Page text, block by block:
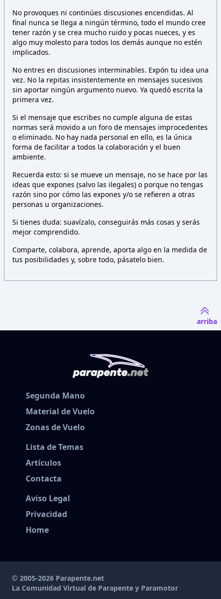
No provoques ni continúes discusiones encendidas. Al
final nunca se llega a ningún término, todo el mundo cree
tener razón y se crea mucho ruido y pocas nueces, y es
algo muy molesto para todos los demás aunque no estén
implicados.
No entres en discusiones interminables. Expón tu idea una
vez. No la repitas insistentemente en mensajes sucesivos
sin aportar ningún argumento nuevo. Ya quedó escrita la
primera vez.
Si el mensaje que escribes no cumple alguna de estas
normas será movido a un foro de mensajes improcedentes
o eliminado. No hay nada personal en ello, es la única
forma de facilitar a todos la colaboración y el buen
ambiente.
Recuerda esto: si se mueve un mensaje, no se hace por las
ideas que expones (salvo las ilegales) o porque no tengas
razón sino por cómo las expones y/o se refieren a otras
personas u organizaciones.
Si tienes duda: suavízalo, conseguirás más cosas y serás
mejor comprendido.
Comparte, colabora, aprende, aporta algo en la medida de
tus posibilidades y, sobre todo, pásatelo bien.
arriba
Segunda Mano
Material de Vuelo
Zonas de Vuelo
Lista de Temas
Artículos
Contacta
Aviso Legal
Privacidad
Home
© 2005-2026 Parapente.net
La Comunidad Virtual de Parapente y Paramotor